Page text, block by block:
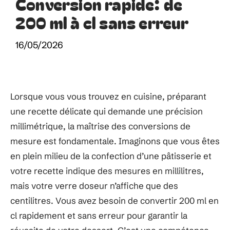
200 ml à cl sans erreur
16/05/2026
Lorsque vous vous trouvez en cuisine, préparant
une recette délicate qui demande une précision
millimétrique, la maîtrise des conversions de
mesure est fondamentale. Imaginons que vous êtes
en plein milieu de la confection d’une pâtisserie et
votre recette indique des mesures en millilitres,
mais votre verre doseur n’affiche que des
centilitres. Vous avez besoin de convertir 200 ml en
cl rapidement et sans erreur pour garantir la